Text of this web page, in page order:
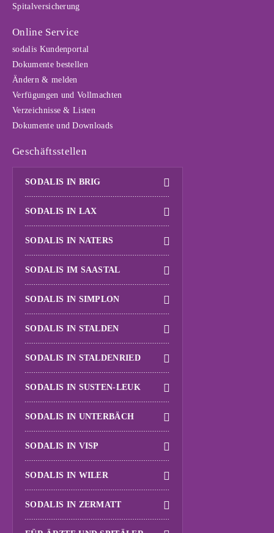
Spitalversicherung
Online Service
sodalis Kundenportal
Dokumente bestellen
Ändern & melden
Verfügungen und Vollmachten
Verzeichnisse & Listen
Dokumente und Downloads
Geschäftsstellen
SODALIS IN BRIG
SODALIS IN LAX
SODALIS IN NATERS
SODALIS IM SAASTAL
SODALIS IN SIMPLON
SODALIS IN STALDEN
SODALIS IN STALDENRIED
SODALIS IN SUSTEN-LEUK
SODALIS IN UNTERBÄCH
SODALIS IN VISP
SODALIS IN WILER
SODALIS IN ZERMATT